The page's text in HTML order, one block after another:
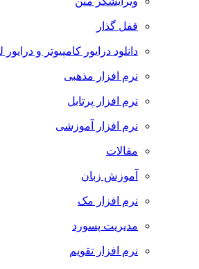
قفل گذار
دانلود درایور کامپیوتر و درایور لپ تاپ
نرم افزار مذهبی
نرم افزار پرتابل
نرم افزار آموزشی
مقالات
آموزش زبان
نرم افزار مک
مدیریت پسورد
نرم افزار تقویم